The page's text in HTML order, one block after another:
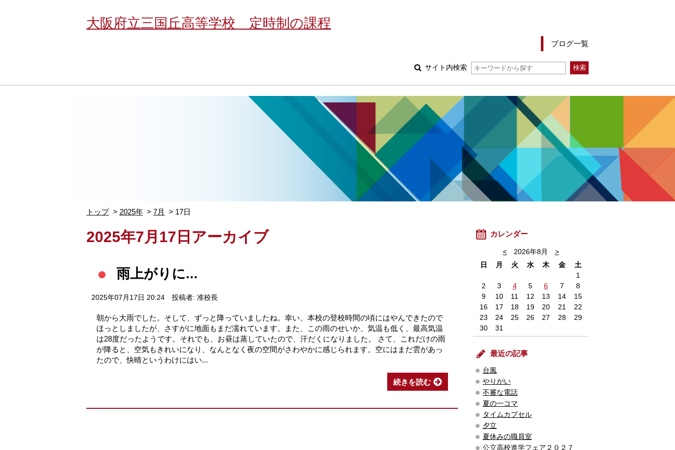
大阪府立三国丘高等学校 定時制の課程
ブログ一覧
サイト内検索
トップ 2025年 7月 17日
2025年7月17日アーカイブ
雨上がりに...
2025年07月17日 20:24 投稿者: 准校長
朝から大雨でした。そして、ずっと降っていましたね。幸い、本校の登校時間の頃にはやんできたので
ほっとしましたが、さすがに地面もまだ濡れています。また、この雨のせいか、気温も低く、最高気温
は28度だったようです。それでも、お昼は蒸していたので、汗だくになりました。 さて、これだけの雨
が降ると、空気もきれいになり、なんとなく夜の空間がさわやかに感じられます。空にはまだ雲があっ
たので、快晴というわけにはい...
続きを読む
カレンダー
< 2026年8月
>
日
月 火 水 木 金
土
1
2
3 4 5 6 7
8
9
10 11 12 13 14
15
16
17 18 19 20 21
22
23
24 25 26 27 28
29
30
31
最近の記事
台風
やりがい
不審な電話
夏の一コマ
タイムカプセル
夕立
夏休みの職員室
公立高校進学フェア２０２７